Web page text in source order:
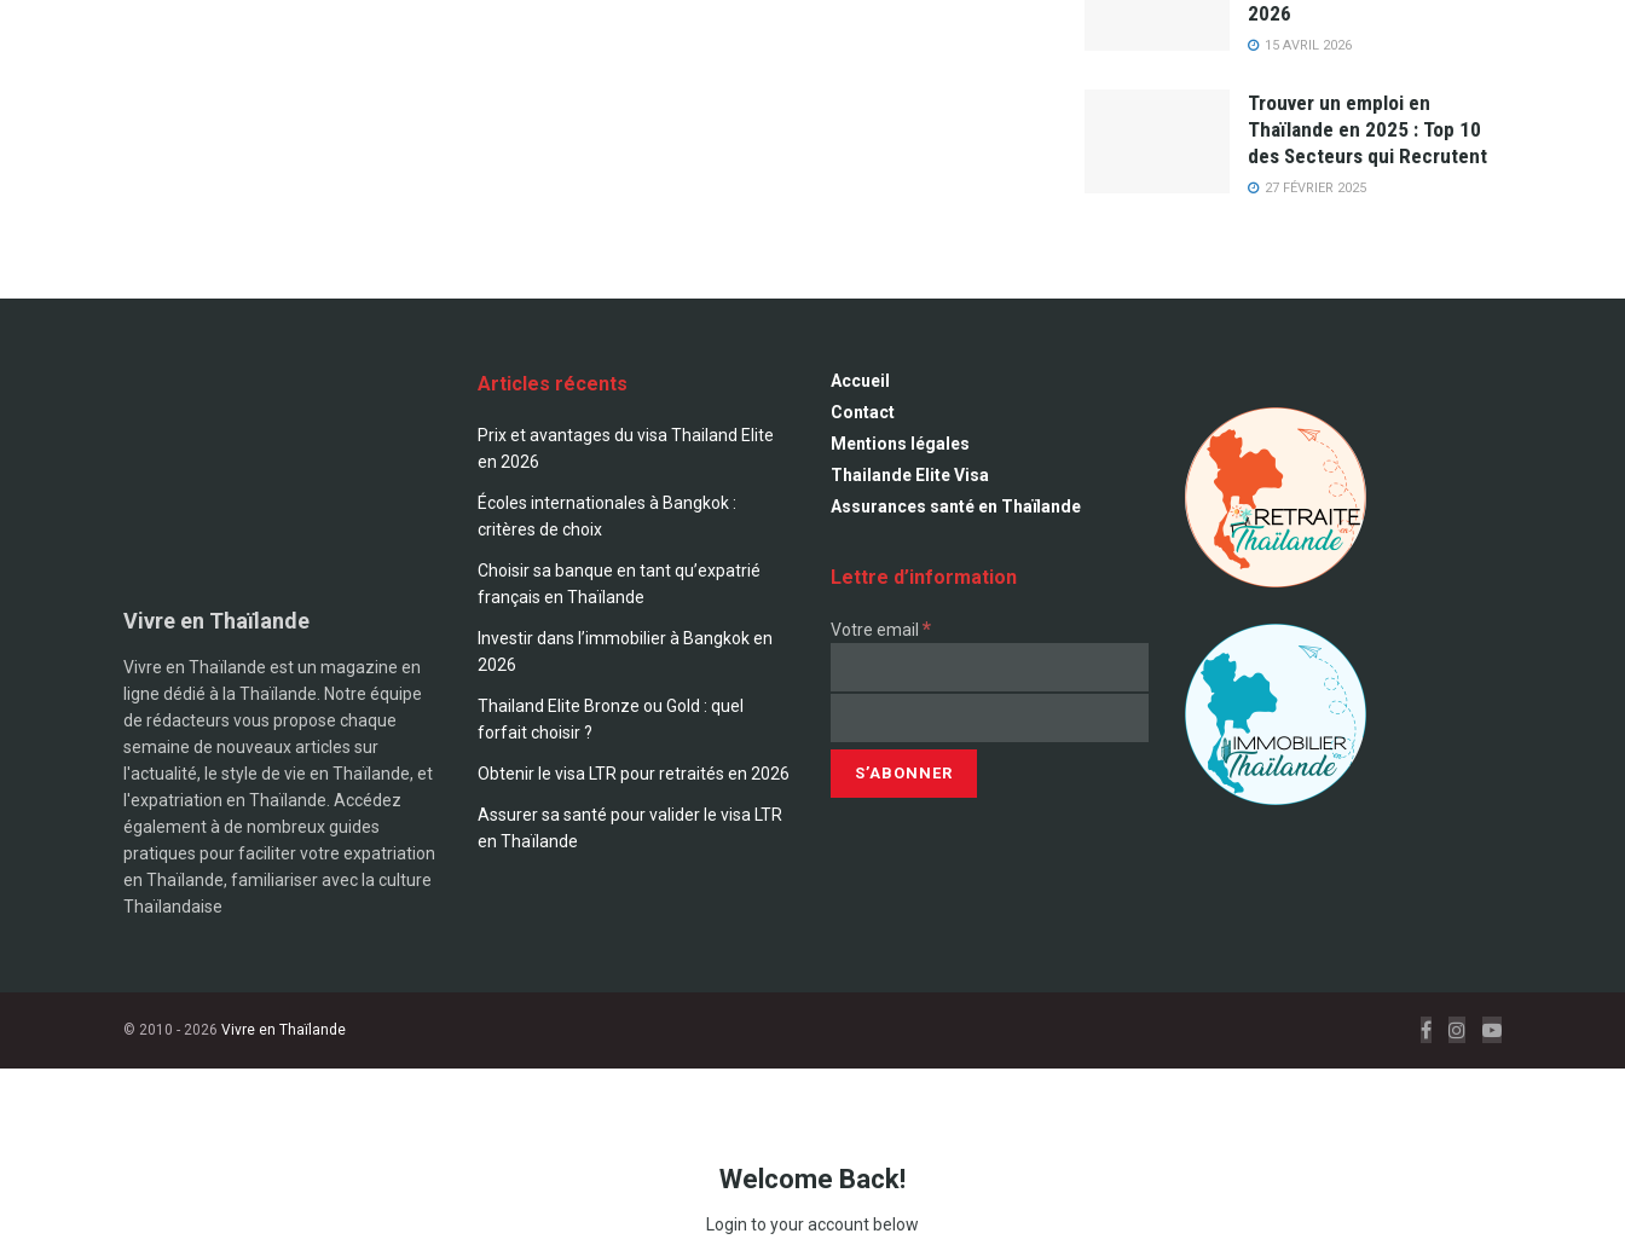
2026
15 AVRIL 2026
Trouver un emploi en
Thaïlande en 2025 : Top 10
des Secteurs qui Recrutent
27 FÉVRIER 2025
Vivre en Thaïlande
Vivre en Thaïlande est un magazine en
ligne dédié à la Thaïlande. Notre équipe
de rédacteurs vous propose chaque
semaine de nouveaux articles sur
l'actualité, le style de vie en Thaïlande, et
l'expatriation en Thaïlande. Accédez
également à de nombreux guides
pratiques pour faciliter votre expatriation
en Thaïlande, familiariser avec la culture
Thaïlandaise
Articles récents
Prix et avantages du visa Thailand Elite
en 2026
Écoles internationales à Bangkok :
critères de choix
Choisir sa banque en tant qu’expatrié
français en Thaïlande
Investir dans l’immobilier à Bangkok en
2026
Thailand Elite Bronze ou Gold : quel
forfait choisir ?
Obtenir le visa LTR pour retraités en 2026
Assurer sa santé pour valider le visa LTR
en Thaïlande
Accueil
Contact
Mentions légales
Thailande Elite Visa
Assurances santé en Thaïlande
Lettre d’information
Votre email *
© 2010 - 2026 Vivre en Thaïlande
Welcome Back!
Login to your account below